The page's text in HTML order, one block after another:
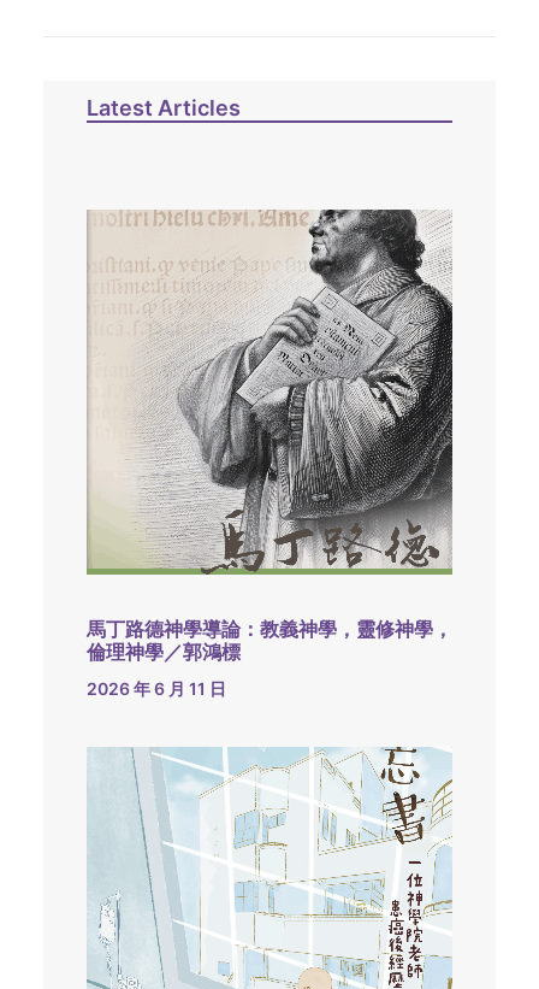
Latest Articles
馬丁路德神學導論：教義神學，靈修神學，
倫理神學／郭鴻標
2026 年 6 月 11 日